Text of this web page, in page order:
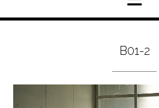
B01-2